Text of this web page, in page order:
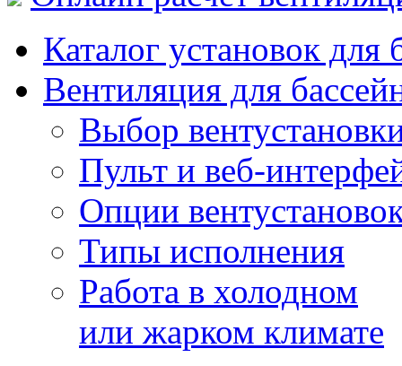
Каталог установок для
Вентиляция для
Выбор
Пульт и веб-
Опции
Типы исполнения
Работа в холодном
или жарком климате